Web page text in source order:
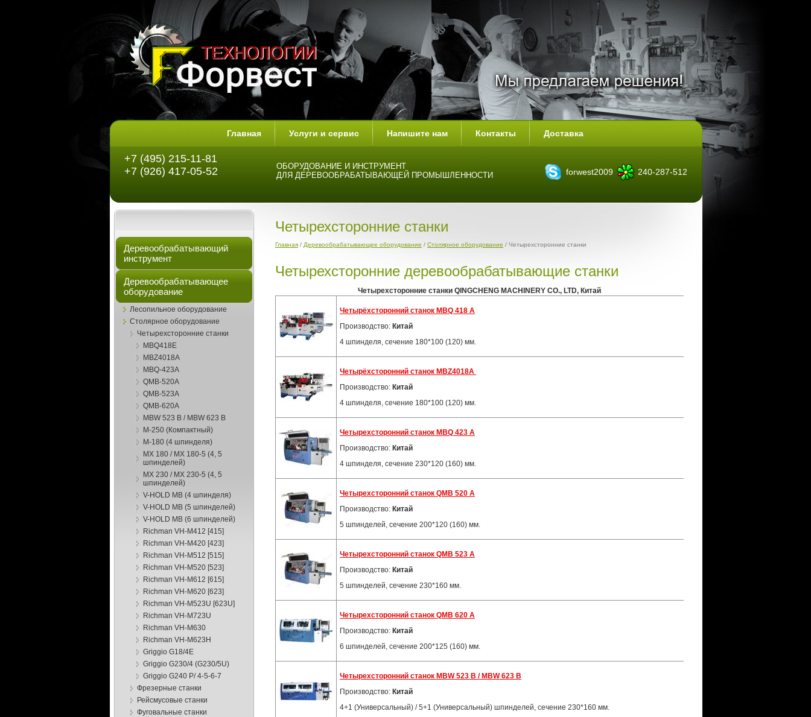
ОБОРУДОВАНИЕ И ИНСТРУМЕНТ
ДЛЯ ДЕРЕВООБРАБАТЫВАЮЩЕЙ ПРОМЫШЛЕННОСТИ
+7 (495) 215-11-81
+7 (926) 417-05-52
forwest2009 240-287-512
Главная Услуги и сервис Напишите нам Контакты Доставка
Деревообрабатывающий
инструмент
Деревообрабатывающее
оборудование
Лесопильное оборудование
Столярное оборудование
Четырехсторонние станки
MBQ418E
MBZ4018A
MBQ-423А
QMB-520A
QMB-523А
QMB-620A
MBW 523 B / MBW 623 B
M-250 (Компактный)
М-180 (4 шпинделя)
МХ 180 / МX 180-5 (4, 5
шпинделей)
MX 230 / МX 230-5 (4, 5
шпинделей)
V-HOLD MB (4 шпинделя)
V-HOLD MB (5 шпинделей)
V-HOLD MB (6 шпинделей)
Richman VH-M412 [415]
Richman VH-M420 [423]
Richman VH-M512 [515]
Richman VH-M520 [523]
Richman VH-M612 [615]
Richman VH-M620 [623]
Richman VH-M523U [623U]
Richman VH-M723U
Richman VH-M630
Richman VH-M623Н
Griggio G18/4E
Griggio G230/4 (G230/5U)
Griggio G240 P/ 4-5-6-7
Фрезерные станки
Рейсмусовые станки
Фуговальные станки
Четырехсторонние станки
Главная / Деревообрабатывающее оборудование / Столярное оборудование / Четырехсторонние станки
Четырехсторонние деревообрабатывающие станки
Четырехсторонние станки QINGCHENG MACHINERY CO., LTD, Китай
Четырёхсторонний станок MBQ 418 A
Производство: Китай
4 шпинделя, сечение 180*100 (120) мм.
Четырёхсторонний станок MBZ4018A
Производство: Китай
4 шпинделя, сечение 180*100 (120) мм.
Четырехсторонний станок MBQ 423 А
Производство: Китай
4 шпинделя, сечение 230*120 (160) мм.
Четырехсторонний станок QMB 520 А
Производство: Китай
5 шпинделей, сечение 200*120 (160) мм.
Четырехсторонний станок QMB 523 А
Производство: Китай
5 шпинделей, сечение 230*160 мм.
Четырехсторонний станок QMB 620 А
Производство: Китай
6 шпинделей, сечение 200*125 (160) мм.
Четырехсторонний станок MBW 523 B / MBW 623 B
Производство: Китай
4+1 (Универсальный) / 5+1 (Универсальный) шпинделей, сечение 230*160 мм.